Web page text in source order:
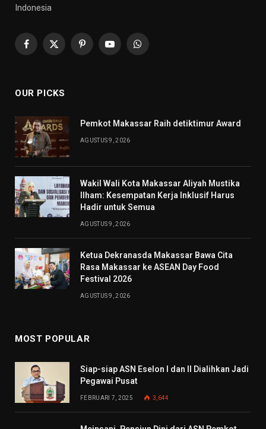
Indonesia
Facebook
X
PinterestYouTubeWhatsApp
OUR PICKS
Pemkot Makassar Raih detiktimur Award
AGUSTUS 9, 2026
Wakil Wali Kota Makassar Aliyah Mustika
Ilham: Kesempatan Kerja Inklusif Harus
Hadir untuk Semua
AGUSTUS 9, 2026
Ketua Dekranasda Makassar Bawa Cita
Rasa Makassar ke ASEAN Day Food
Festival 2026
AGUSTUS 9, 2026
MOST POPULAR
Siap-siap ASN Eselon I dan II Dialihkan Jadi
Pegawai Pusat
FEBRUARI 7, 2025 3,644